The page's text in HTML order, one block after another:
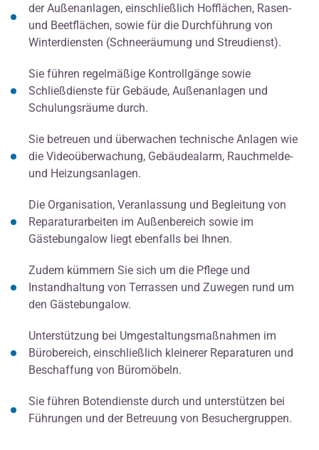
der Außenanlagen, einschließlich Hofflächen, Rasen-
und Beetflächen, sowie für die Durchführung von
Winterdiensten (Schneeräumung und Streudienst).
Sie führen regelmäßige Kontrollgänge sowie
Schließdienste für Gebäude, Außenanlagen und
Schulungsräume durch.
Sie betreuen und überwachen technische Anlagen wie
die Videoüberwachung, Gebäudealarm, Rauchmelde-
und Heizungsanlagen.
Die Organisation, Veranlassung und Begleitung von
Reparaturarbeiten im Außenbereich sowie im
Gästebungalow liegt ebenfalls bei Ihnen.
Zudem kümmern Sie sich um die Pflege und
Instandhaltung von Terrassen und Zuwegen rund um
den Gästebungalow.
Unterstützung bei Umgestaltungsmaßnahmen im
Bürobereich, einschließlich kleinerer Reparaturen und
Beschaffung von Büromöbeln.
Sie führen Botendienste durch und unterstützen bei
Führungen und der Betreuung von Besuchergruppen.